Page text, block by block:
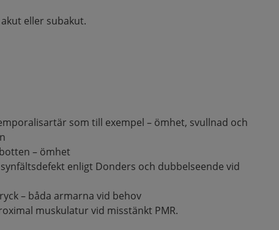
eller subakut.
som till exempel – ömhet, svullnad och
– ömhet
enligt Donders och dubbelseende vid
– båda armarna vid behov
muskulatur vid misstänkt PMR.